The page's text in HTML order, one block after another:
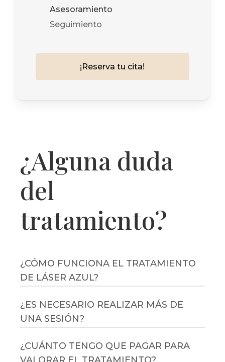
Asesoramiento
Seguimiento
¡Reserva tu cita!
¿Alguna duda
del
tratamiento?
¿CÓMO FUNCIONA EL TRATAMIENTO
DE LÁSER AZUL?
El tratamiento de láser azul es un
procedimiento seguro y eficaz que se
generación para eliminar imperfecciones
¿ES NECESARIO REALIZAR MÁS DE
UNA SESIÓN?
La lesión o imperfección suele
desaparecer en una sola sesión, excepto
¿CUÁNTO TENGO QUE PAGAR PARA